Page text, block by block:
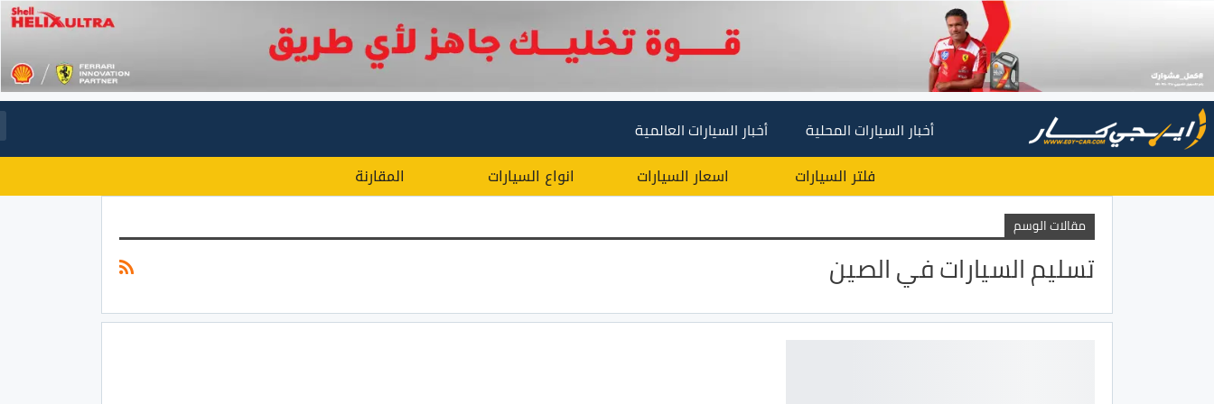
أخبار السيارات المحلية أخبار السيارات العالمية
فلتر السيارات اسعار السيارات انواع السيارات المقارنة
مقالات الوسم
تسليم السيارات في الصين